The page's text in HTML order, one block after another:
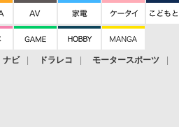
ナビ ドラレコ モータースポーツ